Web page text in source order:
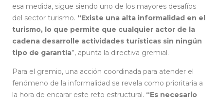
esa medida, sigue siendo uno de los mayores desafíos
del sector turismo. “Existe una alta informalidad en el
turismo, lo que permite que cualquier actor de la
cadena desarrolle actividades turísticas sin ningún
tipo de garantía”, apunta la directiva gremial.
Para el gremio, una acción coordinada para atender el
fenómeno de la informalidad se revela como prioritaria a
la hora de encarar este reto estructural. “Es necesario